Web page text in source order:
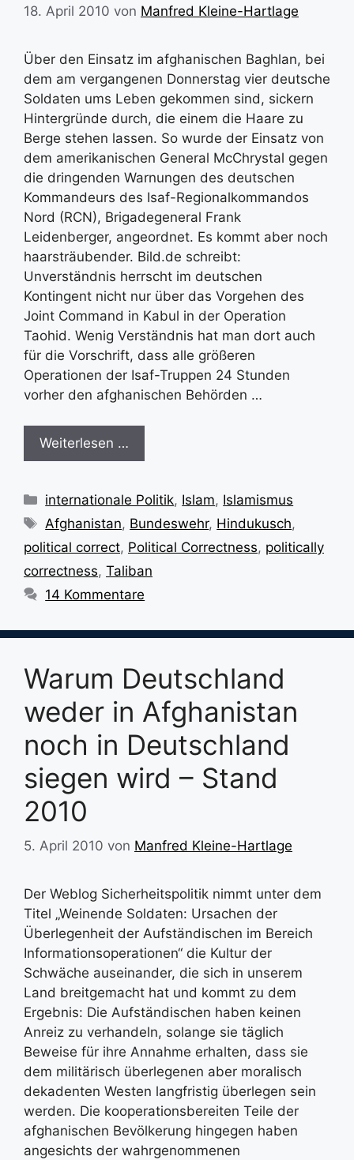
18. April 2010 von Manfred Kleine-Hartlage
Über den Einsatz im afghanischen Baghlan, bei
dem am vergangenen Donnerstag vier deutsche
Soldaten ums Leben gekommen sind, sickern
Hintergründe durch, die einem die Haare zu
Berge stehen lassen. So wurde der Einsatz von
dem amerikanischen General McChrystal gegen
die dringenden Warnungen des deutschen
Kommandeurs des Isaf-Regionalkommandos
Nord (RCN), Brigadegeneral Frank
Leidenberger, angeordnet. Es kommt aber noch
haarsträubender. Bild.de schreibt:
Unverständnis herrscht im deutschen
Kontingent nicht nur über das Vorgehen des
Joint Command in Kabul in der Operation
Taohid. Wenig Verständnis hat man dort auch
für die Vorschrift, dass alle größeren
Operationen der Isaf-Truppen 24 Stunden
vorher den afghanischen Behörden …
Weiterlesen …
Kategorien
internationale Politik, Islam, Islamismus
Schlagwörter
Afghanistan, Bundeswehr, Hindukusch,
political correct, Political Correctness, politically
correctness, Taliban
14 Kommentare
Warum Deutschland
weder in Afghanistan
noch in Deutschland
siegen wird – Stand
2010
5. April 2010 von Manfred Kleine-Hartlage
Der Weblog Sicherheitspolitik nimmt unter dem
Titel „Weinende Soldaten: Ursachen der
Überlegenheit der Aufständischen im Bereich
Informationsoperationen“ die Kultur der
Schwäche auseinander, die sich in unserem
Land breitgemacht hat und kommt zu dem
Ergebnis: Die Aufständischen haben keinen
Anreiz zu verhandeln, solange sie täglich
Beweise für ihre Annahme erhalten, dass sie
dem militärisch überlegenen aber moralisch
dekadenten Westen langfristig überlegen sein
werden. Die kooperationsbereiten Teile der
afghanischen Bevölkerung hingegen haben
angesichts der wahrgenommenen